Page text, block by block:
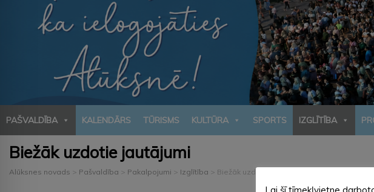
PAŠVALDĪBA KALENDĀRS TŪRISMS KULTŪRA SPORTS IZGLĪTĪBA
Biežāk uzdotie jautājumi
Alūksnes novads > Pašvaldība > Pakalpojumi > Izglītība > Biežāk uzdotie jautājumi